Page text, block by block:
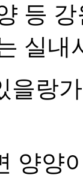
등
실내
을랑
양양